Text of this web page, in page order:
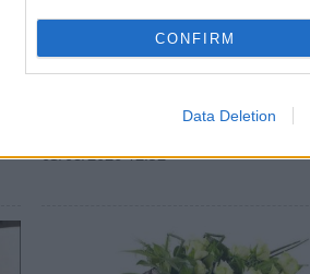
CONFIRM
Data Deletion
Εθελοντής πυροσβέστης
κάηκε το δικό του
03/08/2026 12:52